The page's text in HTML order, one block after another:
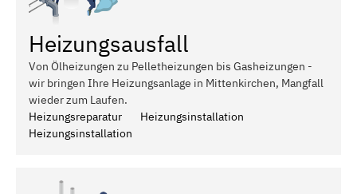
Heizungsausfall
Von Ölheizungen zu Pelletheizungen bis Gasheizungen -
wir bringen Ihre Heizungsanlage in Mittenkirchen, Mangfall
wieder zum Laufen.
Heizungsreparatur
Heizungsinstallation
Heizungsinstallation